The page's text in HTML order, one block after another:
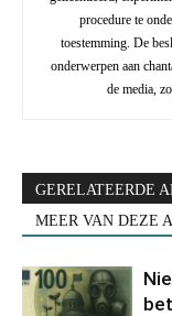
procedure te
toestemming. De
onderwerpen aan
de media,
GERELATEERDE
MEER VAN DEZE